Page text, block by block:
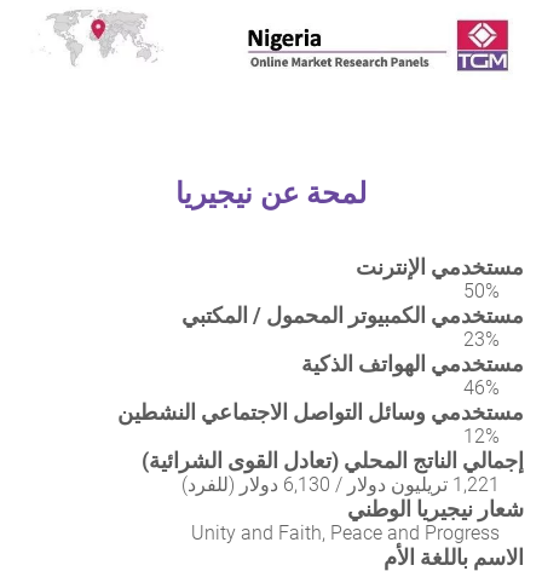
لمحة عن نيجيريا
مستخدمي الإنترنت
50%
مستخدمي الكمبيوتر المحمول / المكتبي
23%
مستخدمي الهواتف الذكية
46%
مستخدمي وسائل التواصل الاجتماعي النشطين
12%
إجمالي الناتج المحلي (تعادل القوى الشرائية)
1,221 تريليون دولار / 6,130 دولار (للفرد)
شعار نيجيريا الوطني
Unity and Faith, Peace and Progress
الاسم باللغة الأم